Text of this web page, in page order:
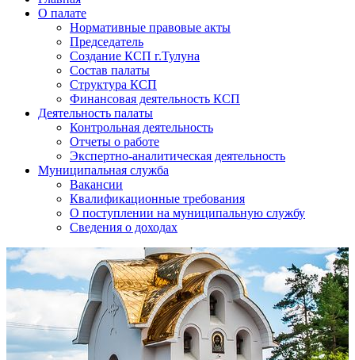
О палате
Нормативные правовые акты
Председатель
Создание КСП г.Тулуна
Состав палаты
Структура КСП
Финансовая деятельность КСП
Деятельность палаты
Контрольная деятельность
Отчеты о работе
Экспертно-аналитическая деятельность
Муниципальная служба
Вакансии
Квалификационные требования
О поступлении на муниципальную службу
Сведения о доходах